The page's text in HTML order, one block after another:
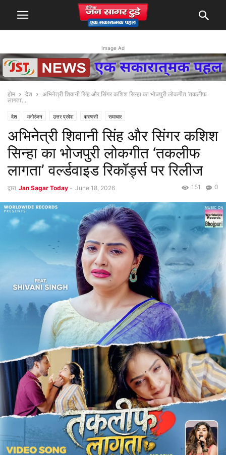
Image Ad
होम देश
अभिनेत्री शिवानी सिंह और सिंगर कशिश सिन्हा का भोजपुरी लोकगीत ‘तकलीफ
लागता’...
देश मनोरंजन उत्तर प्रदेश वाराणसी समाचार
अभिनेत्री शिवानी सिंह और सिंगर कशिश
सिन्हा का भोजपुरी लोकगीत ‘तकलीफ
लागता’ वर्ल्डवाइड रिकॉर्ड्स पर रिलीज
द्वारा Jan Sagar Today - June 18, 2026 0
151